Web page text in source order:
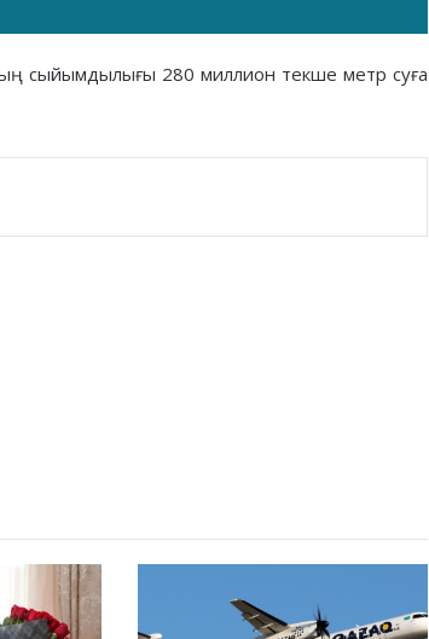
сыйымдылығы 280 миллион текше метр суға